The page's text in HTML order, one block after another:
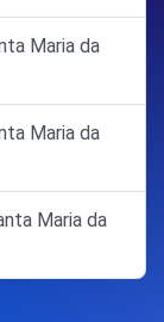
Maria da
Maria da
Maria da